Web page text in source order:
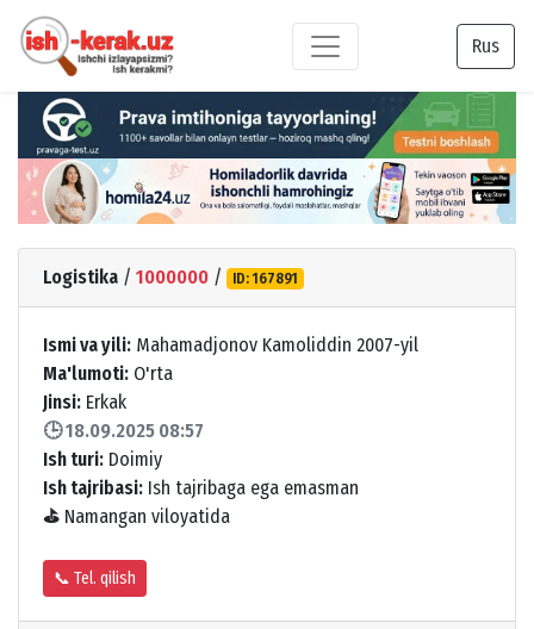
Rus
Logistika / 1000000 / ID: 167891
Ismi va yili: Mahamadjonov Kamoliddin 2007-yil
Ma'lumoti: O'rta
Jinsi: Erkak
🕒 18.09.2025 08:57
Ish turi: Doimiy
Ish tajribasi: Ish tajribaga ega emasman
⛳ Namangan viloyatida
📞 Tel. qilish